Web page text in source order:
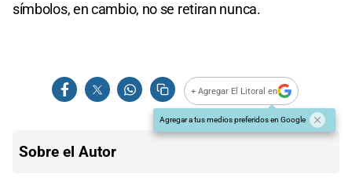
símbolos, en cambio, no se retiran nunca.
+ Agregar El Litoral en
Agregar a tus medios preferidos en Google
Sobre el Autor